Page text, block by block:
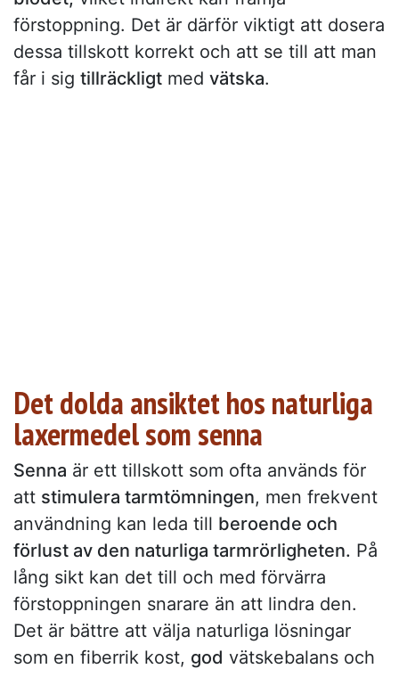
förstoppning. Det är därför viktigt att dosera
dessa tillskott korrekt och att se till att man
får i sig tillräckligt med vätska.
Det dolda ansiktet hos naturliga
laxermedel som senna
Senna är ett tillskott som ofta används för
att stimulera tarmtömningen, men frekvent
användning kan leda till beroende och
förlust av den naturliga tarmrörligheten. På
lång sikt kan det till och med förvärra
förstoppningen snarare än att lindra den.
Det är bättre att välja naturliga lösningar
som en fiberrik kost, god vätskebalans och